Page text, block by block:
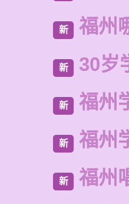
新 福州
新 30岁
新 福州
新 福州
新 福州